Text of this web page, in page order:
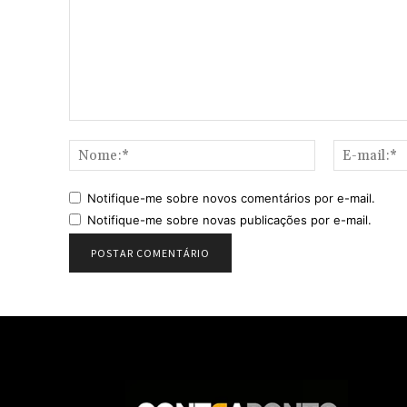
Nome:*
Notifique-me sobre novos comentários por e-mail.
Notifique-me sobre novas publicações por e-mail.